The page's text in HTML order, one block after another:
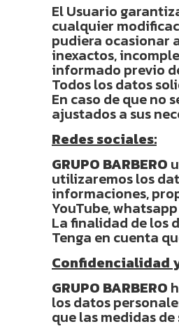
El Usuario
cualquier
pudiera ocasionar
inexactos,
informado previo
Todos los datos
En caso de que
ajustados a sus
Redes sociales:
GRUPO BARBERO
utilizaremos los
informaciones,
YouTube,
La finalidad de los
Tenga en cuenta
Confidencialidad
GRUPO BARBERO
los datos
que las medidas